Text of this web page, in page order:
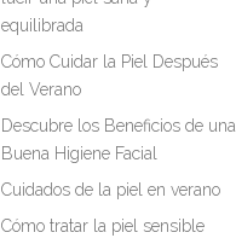
equilibrada
Cómo Cuidar la Piel Después
del Verano
Descubre los Beneficios de una
Buena Higiene Facial
Cuidados de la piel en verano
Cómo tratar la piel sensible